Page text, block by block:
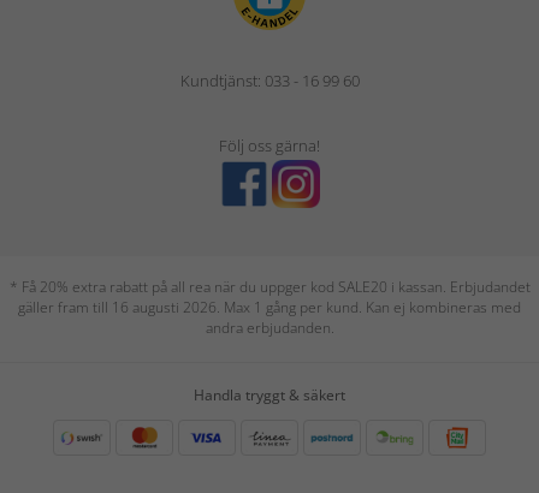
Kundtjänst: 033 - 16 99 60
Följ oss gärna!
* Få 20% extra rabatt på all rea när du uppger kod SALE20 i kassan. Erbjudandet
gäller fram till 16 augusti 2026. Max 1 gång per kund. Kan ej kombineras med
andra erbjudanden.
Handla tryggt & säkert